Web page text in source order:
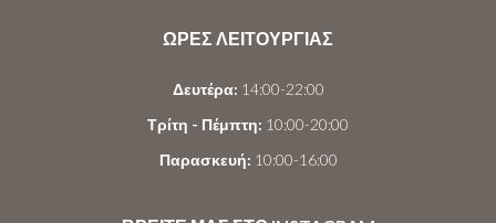
ΩΡΕΣ ΛΕΙΤΟΥΡΓΙΑΣ
Δευτέρα: 14:00-22:00
Τρίτη - Πέμπτη: 10:00-20:00
Παρασκευή: 10:00-16:00